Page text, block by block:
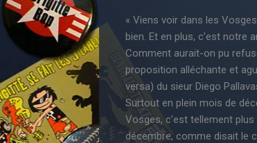
« Viens voir dans les
bien. Et en plus, c’est notre
Comment aurait-on pu
proposition alléchante et
versa) du sieur Diego
Surtout en plein mois de
Vosges, c’est tellement plus
décembre, comme disait le